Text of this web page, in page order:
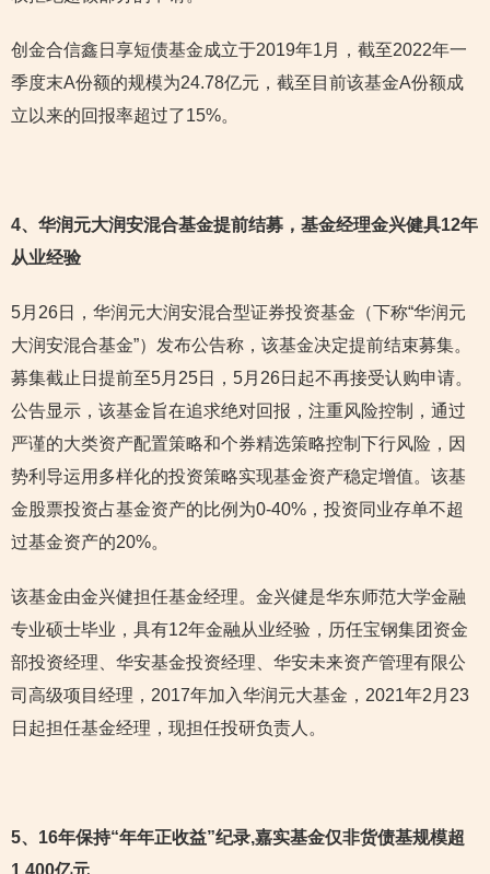
创金合信鑫日享短债基金成立于2019年1月，截至2022年一
季度末A份额的规模为24.78亿元，截至目前该基金A份额成
立以来的回报率超过了15%。
4、华润元大润安混合基金提前结募，基金经理金兴健具12年
从业经验
5月26日，华润元大润安混合型证券投资基金（下称“华润元
大润安混合基金”）发布公告称，该基金决定提前结束募集。
募集截止日提前至5月25日，5月26日起不再接受认购申请。
公告显示，该基金旨在追求绝对回报，注重风险控制，通过
严谨的大类资产配置策略和个券精选策略控制下行风险，因
势利导运用多样化的投资策略实现基金资产稳定增值。该基
金股票投资占基金资产的比例为0-40%，投资同业存单不超
过基金资产的20%。
该基金由金兴健担任基金经理。金兴健是华东师范大学金融
专业硕士毕业，具有12年金融从业经验，历任宝钢集团资金
部投资经理、华安基金投资经理、华安未来资产管理有限公
司高级项目经理，2017年加入华润元大基金，2021年2月23
日起担任基金经理，现担任投研负责人。
5、16年保持“年年正收益”纪录,嘉实基金仅非货债基规模超
1,400亿元